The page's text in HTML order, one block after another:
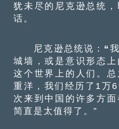
犹未尽的尼克逊总统
话。
尼克逊总统说： “
城墙，或是意识形态
这个世界上的人们。
重洋，我们经历了1万
次来到中国的许多方
简直是太值得了。”